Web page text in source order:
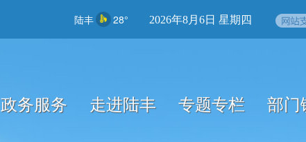
陆丰 28° 2026年8月6日 星期四
政务服务 走进陆丰 专题专栏 部门